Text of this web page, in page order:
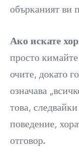
обърканият ви
Ако искате
просто
очите, докато
означава
това,
поведение,
отговор.